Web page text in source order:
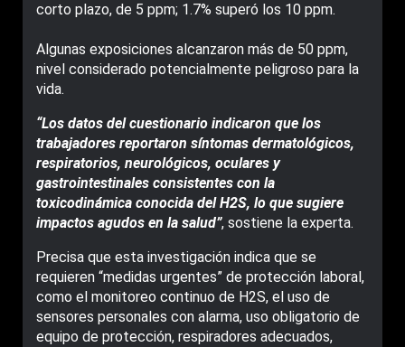
corto plazo, de 5 ppm; 1.7% superó los 10 ppm.
Algunas exposiciones alcanzaron más de 50 ppm,
nivel considerado potencialmente peligroso para la
vida.
“Los datos del cuestionario indicaron que los
trabajadores reportaron síntomas dermatológicos,
respiratorios, neurológicos, oculares y
gastrointestinales consistentes con la
toxicodinámica conocida del H2S, lo que sugiere
impactos agudos en la salud”, sostiene la experta.
Precisa que esta investigación indica que se
requieren “medidas urgentes” de protección laboral,
como el monitoreo continuo de H2S, el uso de
sensores personales con alarma, uso obligatorio de
equipo de protección, respiradores adecuados,